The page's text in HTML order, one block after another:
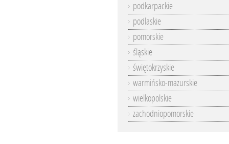
podkarpackie
podlaskie
pomorskie
śląskie
świętokrzyskie
warmińsko-mazurskie
wielkopolskie
zachodniopomorskie